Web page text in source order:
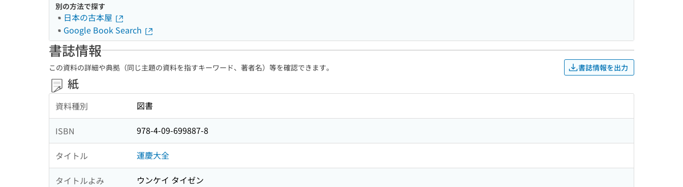
別の方法で探す
日本の古本屋
Google Book Search
書誌情報
この資料の詳細や典拠（同じ主題の資料を指すキーワード、著者名）等を確認できます。 書誌情報を出力
紙
資料種別 図書
ISBN 978-4-09-699887-8
タイトル 運慶大全
タイトルよみ ウンケイ タイゼン